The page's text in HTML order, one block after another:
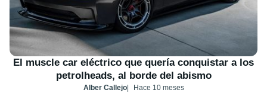
El muscle car eléctrico que quería conquistar a los
petrolheads, al borde del abismo
Alber Callejo Hace 10 meses